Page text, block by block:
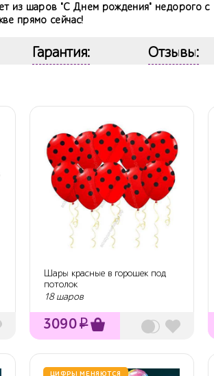
из шаров "С Днем рождения" недорого с
прямо сейчас!
Гарантия: Отзывы:
Шары красные в горошек под
потолок
18 шаров
3090₽
ЦИФРЫ МЕНЯЮТСЯ